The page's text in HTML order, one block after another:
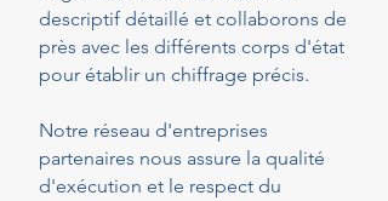
descriptif détaillé et collaborons de
près avec les différents corps d'état
pour établir un chiffrage précis.
Notre réseau d'entreprises
partenaires nous assure la qualité
d'exécution et le respect du